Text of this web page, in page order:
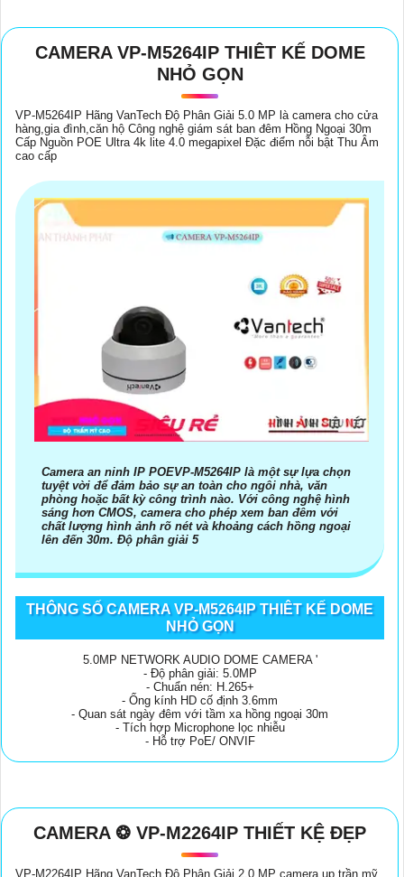
CAMERA VP-M5264IP THIÊT KẾ DOME
NHỎ GỌN
VP-M5264IP Hãng VanTech Độ Phân Giải 5.0 MP là camera cho cửa
hàng,gia đình,căn hộ Công nghệ giám sát ban đêm Hồng Ngoại 30m
Cấp Nguồn POE Ultra 4k lite 4.0 megapixel Đặc điểm nỗi bật Thu Âm
cao cấp
Camera an ninh IP POEVP-M5264IP là một sự lựa chọn
tuyệt vời để đảm bảo sự an toàn cho ngôi nhà, văn
phòng hoặc bất kỳ công trình nào. Với công nghệ hình
sáng hơn CMOS, camera cho phép xem ban đêm với
chất lượng hình ảnh rõ nét và khoảng cách hồng ngoại
lên đến 30m. Độ phân giải 5
THÔNG SỐ CAMERA VP-M5264IP THIÊT KẾ DOME
NHỎ GỌN
5.0MP NETWORK AUDIO DOME CAMERA '
- Độ phân giải: 5.0MP
- Chuẩn nén: H.265+
- Ống kính HD cố định 3.6mm
- Quan sát ngày đêm với tầm xa hồng ngoại 30m
- Tích hợp Microphone lọc nhiễu
- Hỗ trợ PoE/ ONVIF
CAMERA ❂ VP-M2264IP THIẾT KỆ ĐẸP
VP-M2264IP Hãng VanTech Độ Phân Giải 2.0 MP camera up trần mỹ